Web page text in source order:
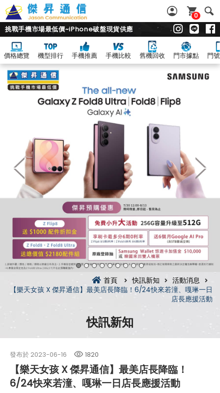
0
挑戰手機市場最低價~iPhone破盤現貨供應
價格總覽 機型排行 手機推薦 手機比較 舊機回收 門市據點 門
首頁 快訊新知
活動消息
【樂天女孩 X 傑昇通信】最美店長降臨！6/24快來若潼、嘎琳一日
店長應援活動
快訊新知
發布於 2023-06-16 1820
【樂天女孩 X 傑昇通信】最美店長降臨！
6/24快來若潼、嘎琳一日店長應援活動